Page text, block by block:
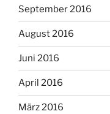
September 2016
August 2016
Juni 2016
April 2016
März 2016